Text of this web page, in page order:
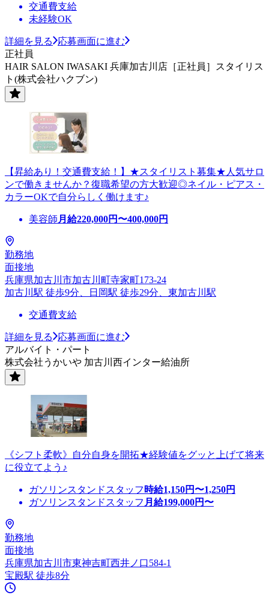
交通費支給
未経験OK
詳細を見る
応募画面に進む
正社員
HAIR SALON IWASAKI 兵庫加古川店［正社員］スタイリス
ト(株式会社ハクブン)
【昇給あり！交通費支給！】★スタイリスト募集★人気サロ
ンで働きませんか？復職希望の方大歓迎◎ネイル・ピアス・
カラーOKで自分らしく働けます♪
美容師 月給220,000円〜400,000円
勤務地
面接地
兵庫県加古川市加古川町寺家町173-24
加古川駅 徒歩9分、日岡駅 徒歩29分、東加古川駅
交通費支給
詳細を見る
応募画面に進む
アルバイト・パート
株式会社うかいや 加古川西インター給油所
《シフト柔軟》自分自身を開拓★経験値をグッと上げて将来
に役立てよう♪
ガソリンスタンドスタッフ 時給1,150円〜1,250円
ガソリンスタンドスタッフ 月給199,000円〜
勤務地
面接地
兵庫県加古川市東神吉町西井ノ口584-1
宝殿駅 徒歩8分